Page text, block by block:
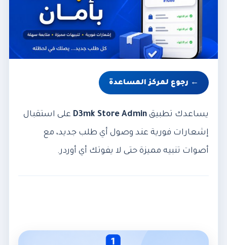
← رجوع لمركز المساعدة
يساعدك تطبيق D3mk Store Admin على استقبال
إشعارات فورية عند وصول أي طلب جديد، مع
أصوات تنبيه مميزة حتى لا يفوتك أي أوردر.